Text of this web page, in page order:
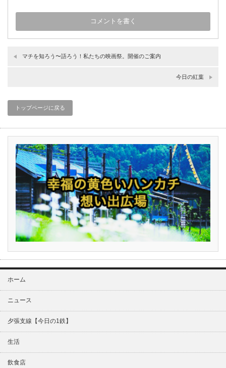
マチを知ろう〜語ろう！私たちの映画祭。開催のご案内
今日の紅葉
トップページに戻る
ホーム
ニュース
夕張支線【今日の1鉄】
生活
飲食店